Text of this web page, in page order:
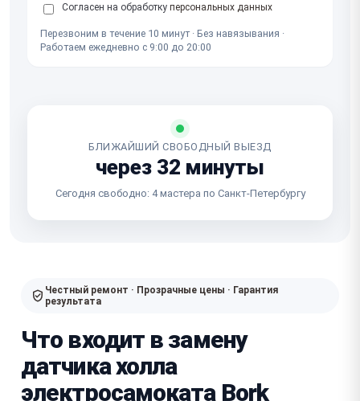
Согласен на обработку персональных данных
Перезвоним в течение 10 минут · Без навязывания ·
Работаем ежедневно с 9:00 до 20:00
БЛИЖАЙШИЙ СВОБОДНЫЙ ВЫЕЗД
через 32 минуты
Сегодня свободно: 4 мастера по Санкт-Петербургу
Честный ремонт · Прозрачные цены · Гарантия
результата
Что входит в замену
датчика холла
электросамоката Bork